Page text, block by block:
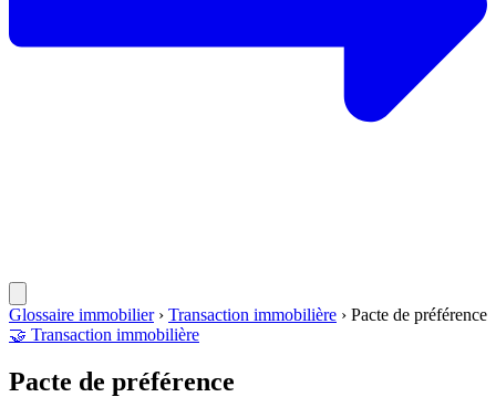
Glossaire immobilier› Transaction immobilière › Pacte de préférence
🤝 Transaction immobilière
Pacte de préférence